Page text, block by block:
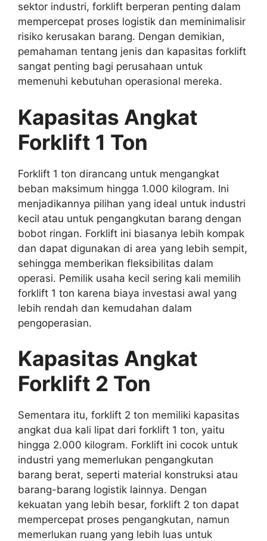
sektor industri, forklift berperan penting dalam
mempercepat proses logistik dan meminimalisir
risiko kerusakan barang. Dengan demikian,
pemahaman tentang jenis dan kapasitas forklift
sangat penting bagi perusahaan untuk
memenuhi kebutuhan operasional mereka.
Kapasitas Angkat
Forklift 1 Ton
Forklift 1 ton dirancang untuk mengangkat
beban maksimum hingga 1.000 kilogram. Ini
menjadikannya pilihan yang ideal untuk industri
kecil atau untuk pengangkutan barang dengan
bobot ringan. Forklift ini biasanya lebih kompak
dan dapat digunakan di area yang lebih sempit,
sehingga memberikan fleksibilitas dalam
operasi. Pemilik usaha kecil sering kali memilih
forklift 1 ton karena biaya investasi awal yang
lebih rendah dan kemudahan dalam
pengoperasian.
Kapasitas Angkat
Forklift 2 Ton
Sementara itu, forklift 2 ton memiliki kapasitas
angkat dua kali lipat dari forklift 1 ton, yaitu
hingga 2.000 kilogram. Forklift ini cocok untuk
industri yang memerlukan pengangkutan
barang berat, seperti material konstruksi atau
barang-barang logistik lainnya. Dengan
kekuatan yang lebih besar, forklift 2 ton dapat
mempercepat proses pengangkutan, namun
memerlukan ruang yang lebih luas untuk